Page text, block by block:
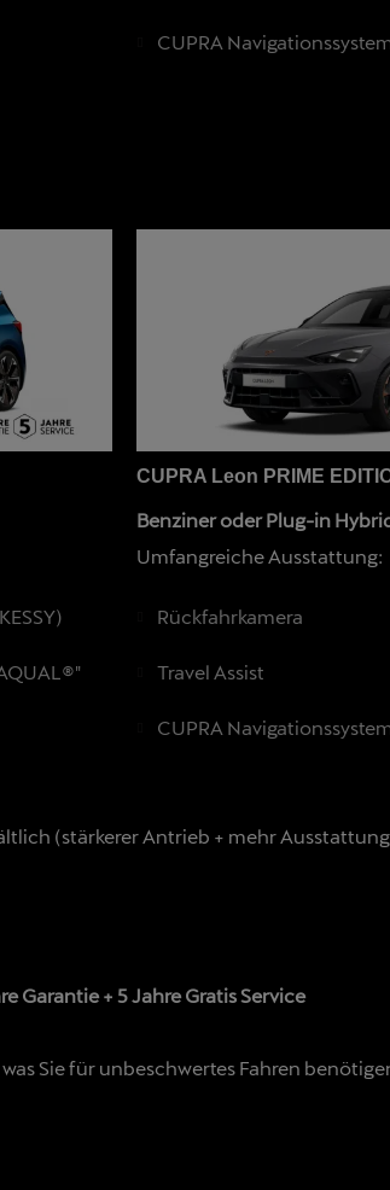
CUPRA
CUPRA Leon PRIME
Benziner oder Plug-in
Umfangreiche Ausstattung:
Rückfahrkamera
Travel Assist
CUPRA
(stärkerer Antrieb + mehr
Garantie + 5 Jahre Gratis Service
Sie für unbeschwertes Fahren